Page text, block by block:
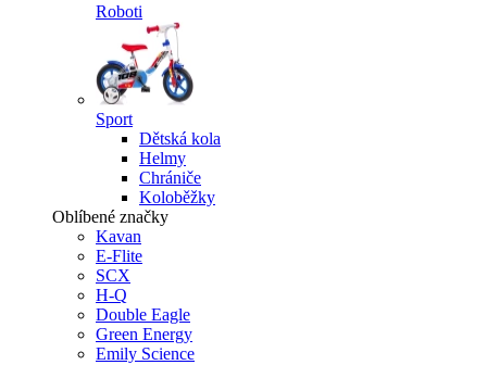
Roboti
Sport
Dětská kola
Helmy
Chrániče
Koloběžky
Oblíbené značky
Kavan
E-Flite
SCX
H-Q
Double Eagle
Green Energy
Emily Science